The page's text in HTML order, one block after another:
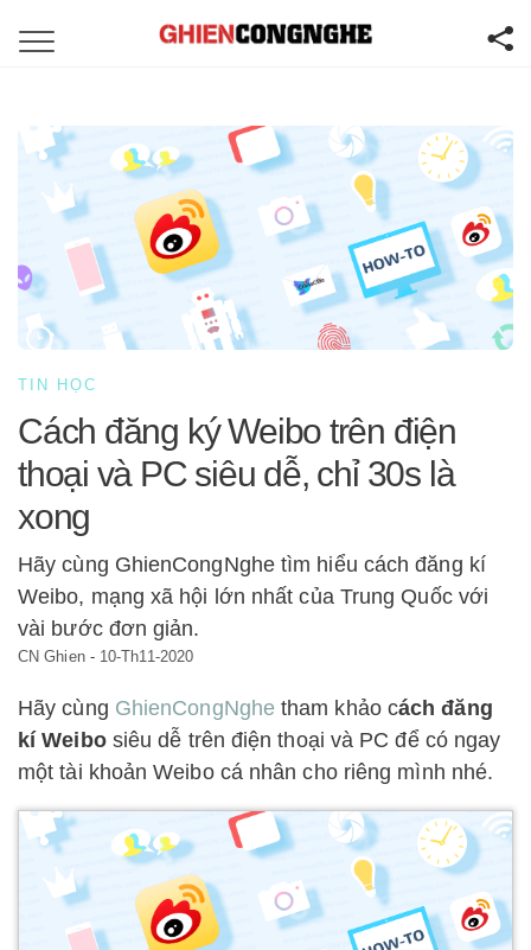
TIN HỌC
Cách đăng ký Weibo trên điện
thoại và PC siêu dễ, chỉ 30s là
xong
Hãy cùng GhienCongNghe tìm hiểu cách đăng kí
Weibo, mạng xã hội lớn nhất của Trung Quốc với
vài bước đơn giản.
CN Ghien- 10-Th11-2020
Hãy cùng GhienCongNghe tham khảo cách đăng
kí Weibo siêu dễ trên điện thoại và PC để có ngay
một tài khoản Weibo cá nhân cho riêng mình nhé.